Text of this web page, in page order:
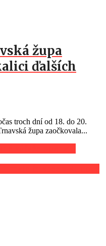
župa
ďalších
troch dní od 18. do 20.
župa zaočkovala...